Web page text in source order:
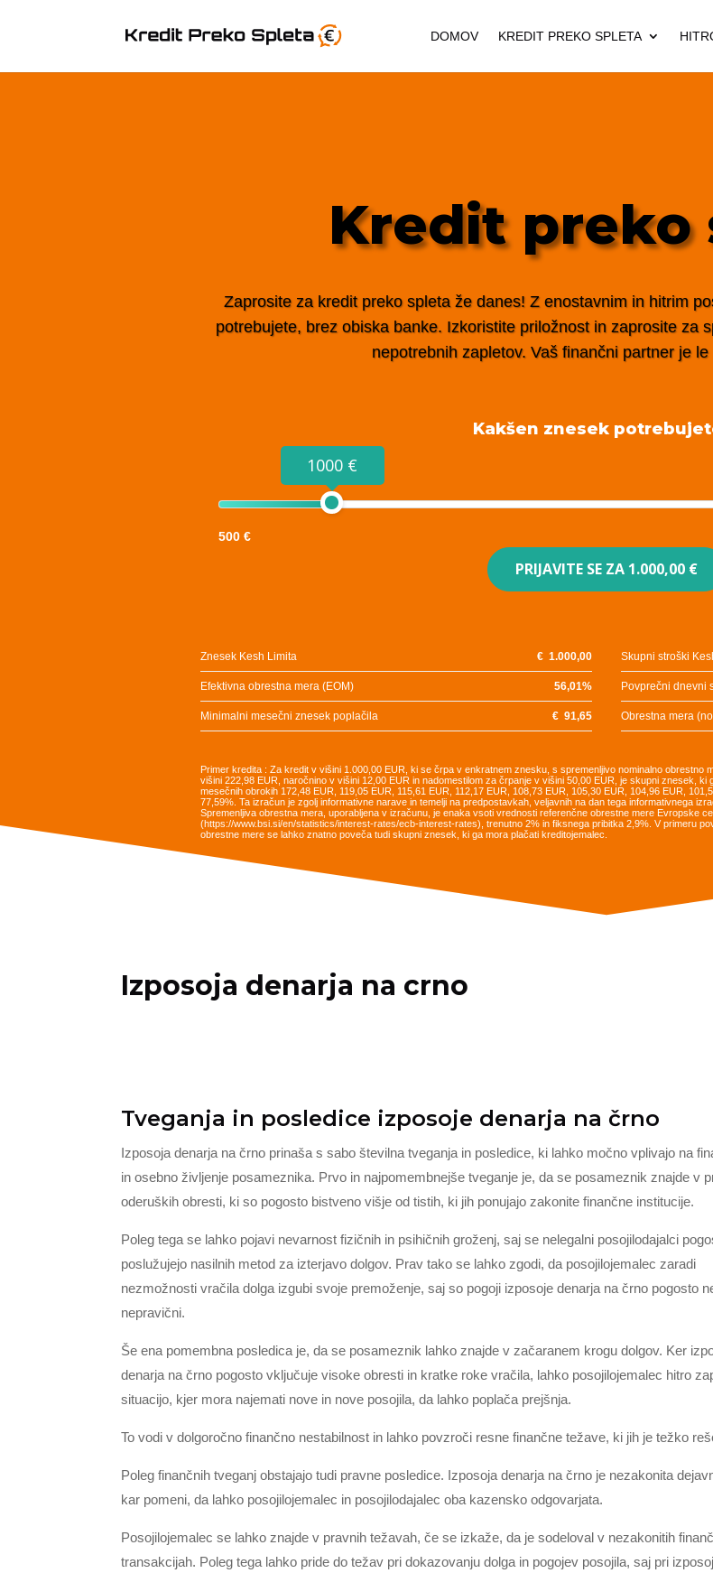
DOMOV KREDIT PREKO SPLETA
Kredit preko
Zaprosite za kredit preko spleta že danes! Z enostavnim in hitrim
potrebujete, brez obiska banke. Izkoristite priložnost in zaprosite za
nepotrebnih zapletov. Vaš finančni partner je
Kakšen znesek
1000 €
500 €
PRIJAVITE SE ZA 1.000,00 €
Znesek Kesh Limita € 1.000,00 Skupni stroški
Efektivna obrestna mera (EOM) 56,01% Povprečni dnevni
Minimalni mesečni znesek poplačila € 91,65 Obrestna mera
Primer kredita : Za kredit v višini 1.000,00 EUR, ki se črpa v enkratnem znesku, s spremenljivo nominalno obrestno
višini 222,98 EUR, naročnino v višini 12,00 EUR in nadomestilom za črpanje v višini 50,00 EUR, je skupni znesek,
mesečnih obrokih 172,48 EUR, 119,05 EUR, 115,61 EUR, 112,17 EUR, 108,73 EUR, 105,30 EUR, 104,96 EUR,
77,59%. Ta izračun je zgolj informativne narave in temelji na predpostavkah, veljavnih na dan tega informativnega
Spremenljiva obrestna mera, uporabljena v izračunu, je enaka vsoti vrednosti referenčne obrestne mere Evropske
(https://www.bsi.si/en/statistics/interest-rates/ecb-interest-rates), trenutno 2% in fiksnega pribitka 2,9%. V primeru
obrestne mere se lahko znatno poveča tudi skupni znesek, ki ga mora plačati kreditojemalec.
Izposoja denarja na crno
Tveganja in posledice izposoje denarja na črno
Izposoja denarja na črno prinaša s sabo številna tveganja in posledice, ki lahko močno vplivajo na
in osebno življenje posameznika. Prvo in najpomembnejše tveganje je, da se posameznik znajde v
oderuških obresti, ki so pogosto bistveno višje od tistih, ki jih ponujajo zakonite finančne institucije.
Poleg tega se lahko pojavi nevarnost fizičnih in psihičnih groženj, saj se nelegalni posojilodajalci
poslužujejo nasilnih metod za izterjavo dolgov. Prav tako se lahko zgodi, da posojilojemalec zaradi
nezmožnosti vračila dolga izgubi svoje premoženje, saj so pogoji izposoje denarja na črno pogosto
nepravični.
Še ena pomembna posledica je, da se posameznik lahko znajde v začaranem krogu dolgov. Ker
denarja na črno pogosto vključuje visoke obresti in kratke roke vračila, lahko posojilojemalec hitro
situacijo, kjer mora najemati nove in nove posojila, da lahko poplača prejšnja.
To vodi v dolgoročno finančno nestabilnost in lahko povzroči resne finančne težave, ki jih je težko
Poleg finančnih tveganj obstajajo tudi pravne posledice. Izposoja denarja na črno je nezakonita
kar pomeni, da lahko posojilojemalec in posojilodajalec oba kazensko odgovarjata.
Posojilojemalec se lahko znajde v pravnih težavah, če se izkaže, da je sodeloval v nezakonitih
transakcijah. Poleg tega lahko pride do težav pri dokazovanju dolga in pogojev posojila, saj pri